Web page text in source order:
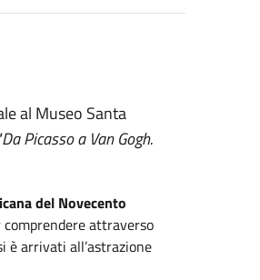
al Museo Santa
"Da Picasso a Van Gogh.
del Novecento
attraverso
arrivati all’astrazione